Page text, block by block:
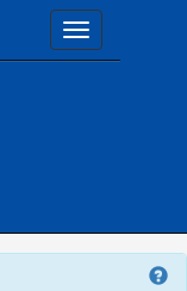
Toggle